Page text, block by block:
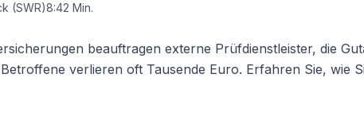
(SWR)8:42 Min.
beauftragen externe Prüfdienstleister, die
verlieren oft Tausende Euro. Erfahren Sie, wie